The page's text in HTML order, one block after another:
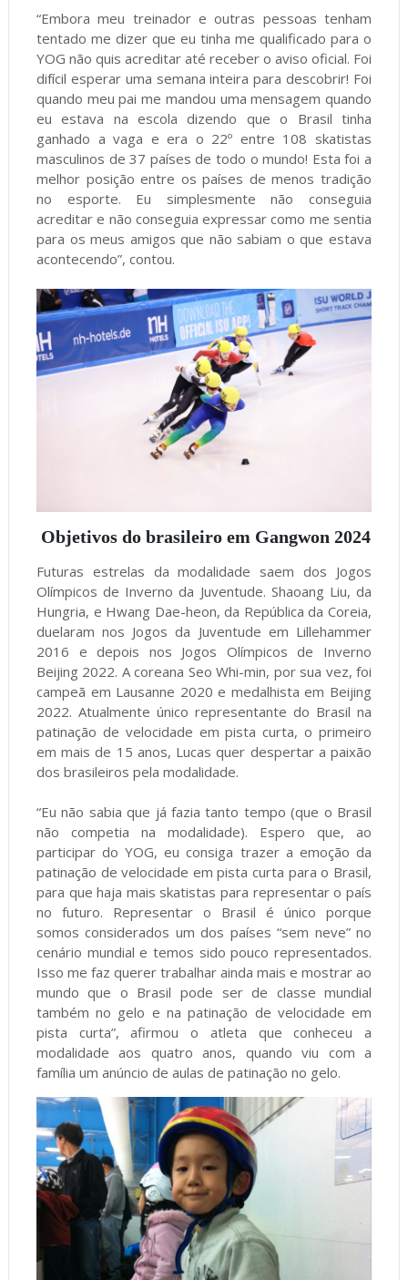
“Embora meu treinador e outras pessoas tenham
tentado me dizer que eu tinha me qualificado para o
YOG não quis acreditar até receber o aviso oficial. Foi
difícil esperar uma semana inteira para descobrir! Foi
quando meu pai me mandou uma mensagem quando
eu estava na escola dizendo que o Brasil tinha
ganhado a vaga e era o 22º entre 108 skatistas
masculinos de 37 países de todo o mundo! Esta foi a
melhor posição entre os países de menos tradição
no esporte. Eu simplesmente não conseguia
acreditar e não conseguia expressar como me sentia
para os meus amigos que não sabiam o que estava
acontecendo”, contou.
Objetivos do brasileiro em Gangwon 2024
Futuras estrelas da modalidade saem dos Jogos
Olímpicos de Inverno da Juventude. Shaoang Liu, da
Hungria, e Hwang Dae-heon, da República da Coreia,
duelaram nos Jogos da Juventude em Lillehammer
2016 e depois nos Jogos Olímpicos de Inverno
Beijing 2022. A coreana Seo Whi-min, por sua vez, foi
campeã em Lausanne 2020 e medalhista em Beijing
2022. Atualmente único representante do Brasil na
patinação de velocidade em pista curta, o primeiro
em mais de 15 anos, Lucas quer despertar a paixão
dos brasileiros pela modalidade.
“Eu não sabia que já fazia tanto tempo (que o Brasil
não competia na modalidade). Espero que, ao
participar do YOG, eu consiga trazer a emoção da
patinação de velocidade em pista curta para o Brasil,
para que haja mais skatistas para representar o país
no futuro. Representar o Brasil é único porque
somos considerados um dos países “sem neve” no
cenário mundial e temos sido pouco representados.
Isso me faz querer trabalhar ainda mais e mostrar ao
mundo que o Brasil pode ser de classe mundial
também no gelo e na patinação de velocidade em
pista curta”, afirmou o atleta que conheceu a
modalidade aos quatro anos, quando viu com a
família um anúncio de aulas de patinação no gelo.